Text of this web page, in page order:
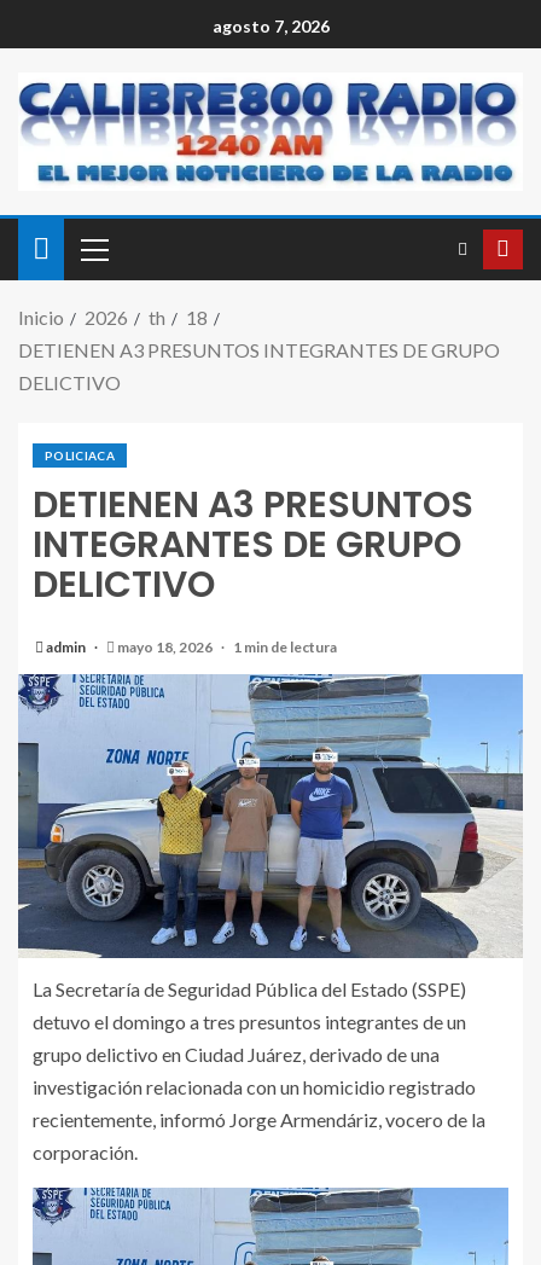
agosto 7, 2026
Inicio 2026 th
18
DETIENEN A3 PRESUNTOS INTEGRANTES DE GRUPO
DELICTIVO
POLICIACA
DETIENEN A3 PRESUNTOS
INTEGRANTES DE GRUPO
DELICTIVO
admin mayo 18, 2026 1 min de lectura
La Secretaría de Seguridad Pública del Estado (SSPE)
detuvo el domingo a tres presuntos integrantes de un
grupo delictivo en Ciudad Juárez, derivado de una
investigación relacionada con un homicidio registrado
recientemente, informó Jorge Armendáriz, vocero de la
corporación.